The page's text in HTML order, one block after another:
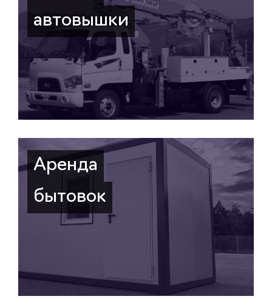
автовышки
Аренда
бытовок